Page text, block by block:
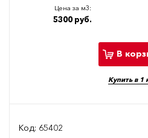
Цена за м3:
5300 руб.
В
Купить в 1
Код: 65402